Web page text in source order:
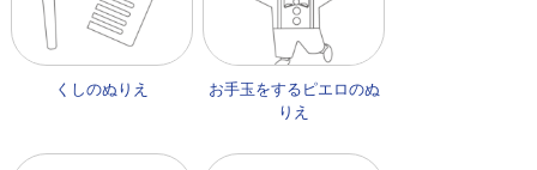
くしのぬりえ
お手玉をするピエロのぬ
りえ